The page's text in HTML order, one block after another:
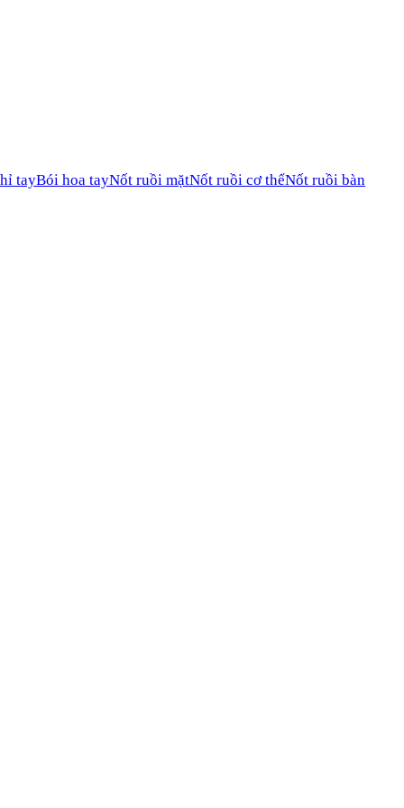
tayBói hoa tayNốt ruồi mặtNốt ruồi cơ thểNốt ruồi bàn